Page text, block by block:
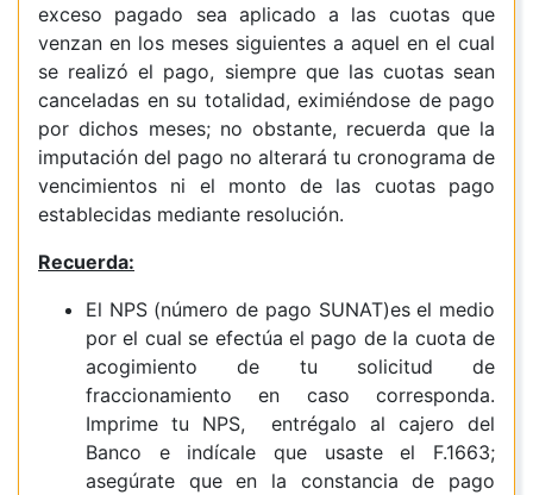
exceso pagado sea aplicado a las cuotas que
venzan en los meses siguientes a aquel en el cual
se realizó el pago, siempre que las cuotas sean
canceladas en su totalidad, eximiéndose de pago
por dichos meses; no obstante, recuerda que la
imputación del pago no alterará tu cronograma de
vencimientos ni el monto de las cuotas pago
establecidas mediante resolución.
Recuerda:
El NPS (número de pago SUNAT)es el medio
por el cual se efectúa el pago de la cuota de
acogimiento de tu solicitud de
fraccionamiento en caso corresponda.
Imprime tu NPS, entrégalo al cajero del
Banco e indícale que usaste el F.1663;
asegúrate que en la constancia de pago